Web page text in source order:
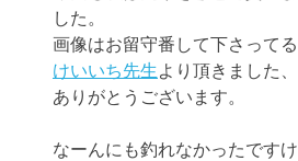
した。
画像はお留守番して下さってる
けいいち先生 より頂きました、
ありがとうございます。
なーんにも釣れなかったですけ